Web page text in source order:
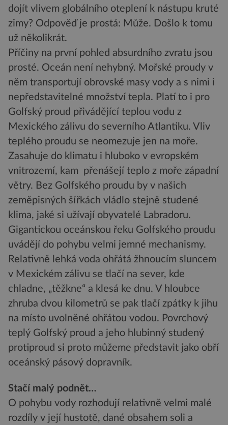
dojít vlivem globálního oteplení k nástupu kruté
zimy? Odpověď je prostá: Může. Došlo k tomu
už několikrát.
Příčiny na první pohled absurdního zvratu jsou
prosté. Oceán není nehybný. Mořské proudy v
něm transportují obrovské masy vody a s nimi i
nepředstavitelné množství tepla. Platí to i pro
Golfský proud přivádějící teplou vodu z
Mexického zálivu do severního Atlantiku. Vliv
teplého proudu se neomezuje jen na moře.
Zasahuje do klimatu i hluboko v evropském
vnitrozemí, kam přenášejí teplo z moře západní
větry. Bez Golfského proudu by v našich
zeměpisných šířkách vládlo stejně studené
klima, jaké si užívají obyvatelé Labradoru.
Gigantickou oceánskou řeku Golfského proudu
uvádějí do pohybu velmi jemné mechanismy.
Relativně lehká voda ohřátá žhnoucím sluncem
v Mexickém zálivu se tlačí na sever, kde
chladne, „těžkne“ a klesá ke dnu. V hloubce
zhruba dvou kilometrů se pak tlačí zpátky k jihu
na místo uvolněné ohřátou vodou. Povrchový
teplý Golfský proud a jeho hlubinný studený
protiproud si proto můžeme představit jako obří
oceánský pásový dopravník.
Stačí malý podnět…
O pohybu vody rozhodují relativně velmi malé
rozdíly v její hustotě, dané obsahem soli a